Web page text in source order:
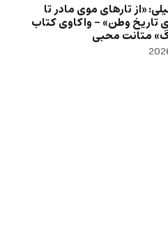
«از تارهای موی مادر تا
تاریخ وطن» – واکاوی کتاب
متانت محبی